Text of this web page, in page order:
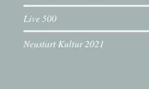
Live 500
Neustart Kultur 2021